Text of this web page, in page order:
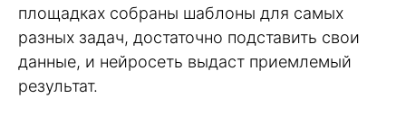
площадках собраны шаблоны для самых
разных задач, достаточно подставить свои
данные, и нейросеть выдаст приемлемый
результат.